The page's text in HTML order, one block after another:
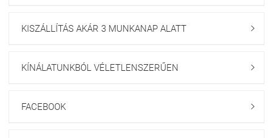
KISZÁLLÍTÁS AKÁR 3 MUNKANAP ALATT 
KÍNÁLATUNKBÓL VÉLETLENSZERŰEN 
FACEBOOK 